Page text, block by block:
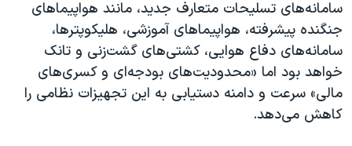
سامانه‌های تسلیحات متعارف جدید، مانند هواپیماهای
جنگنده پیشرفته، هواپیماهای آموزشی، هلیکوپترها،
سامانه‌های دفاع هوایی، کشتی‌های گشت‌زنی و تانک‌‌
خواهد بود اما «محدودیت‌های بودجه‌‌ای و کسری‌های
مالی» سرعت و دامنه دستیابی به این تجهیزات نظامی را
کاهش می‌دهد.